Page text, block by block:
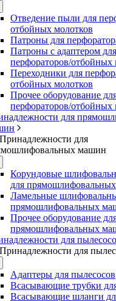
Отведение пыли для
отбойных молотков
Патроны для
Патроны с адаптером для
перфораторов/отбойных
Переходники для
отбойных молотков
Прочее оборудование
перфораторов/отбойных
для
Принадлежности для
машин
Корундовые
для
Ламельные
прямошлифовальных
Прочее оборудование
прямошлифовальных
для
Принадлежности для
Адаптеры для пылесосов
Всасывающие трубки
Всасывающие шланги